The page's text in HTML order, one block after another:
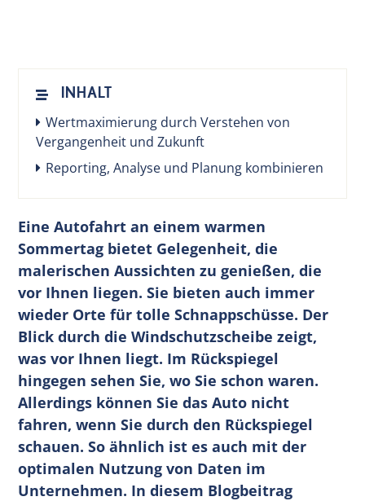
INHALT
Wertmaximierung durch Verstehen von
Vergangenheit und Zukunft
Reporting, Analyse und Planung kombinieren
Eine Autofahrt an einem warmen
Sommertag bietet Gelegenheit, die
malerischen Aussichten zu genießen, die
vor Ihnen liegen. Sie bieten auch immer
wieder Orte für tolle Schnappschüsse. Der
Blick durch die Windschutzscheibe zeigt,
was vor Ihnen liegt. Im Rückspiegel
hingegen sehen Sie, wo Sie schon waren.
Allerdings können Sie das Auto nicht
fahren, wenn Sie durch den Rückspiegel
schauen. So ähnlich ist es auch mit der
optimalen Nutzung von Daten im
Unternehmen. In diesem Blogbeitrag